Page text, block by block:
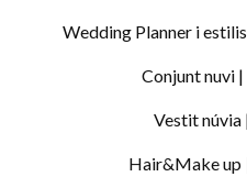
Wedding Planner i
Conjunt nuvi |
Vestit núvia
Hair&Make up